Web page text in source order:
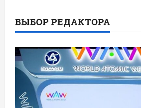
ВЫБОР РЕДАКТОРА